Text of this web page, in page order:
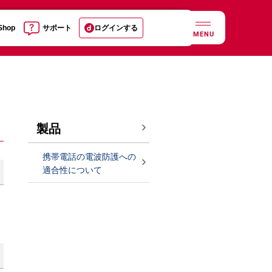
サポート ログインする
MENU
製品
携帯電話の電波防護への
適合性について